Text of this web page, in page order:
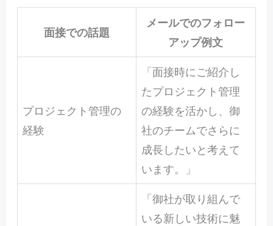
面接での話題
メールでのフォロー
アップ例文
プロジェクト管理の
経験
「面接時にご紹介し
たプロジェクト管理
の経験を活かし、御
社のチームでさらに
成長したいと考えて
います。」
「御社が取り組んで
いる新しい技術に魅